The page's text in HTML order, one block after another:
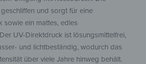
und sorgt für eine
sowie ein mattes, edles
UV-Direktdruck ist lösungsmittelfrei,
und lichtbeständig, wodurch das
über viele Jahre hinweg behält.